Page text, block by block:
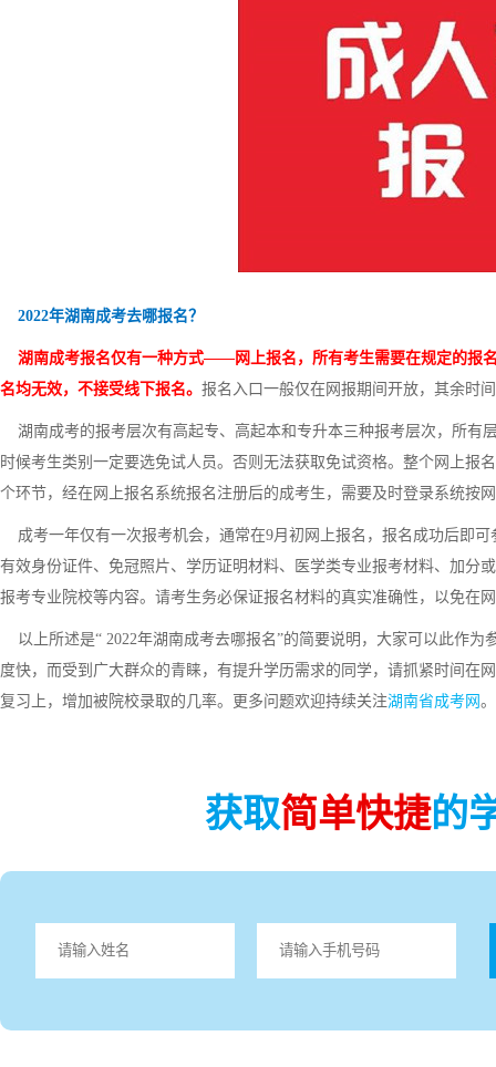
2022年湖南成考去哪报名？
湖南成考报名仅有一种方式——网上报名，所有考生需要在规定的报
名均无效，不接受线下报名。 报名入口一般仅在网报期间开放，其余时
湖南成考的报考层次有高起专、高起本和专升本三种报考层次，所有
时候考生类别一定要选免试人员。否则无法获取免试资格。整个网上报
个环节，经在网上报名系统报名注册后的成考生，需要及时登录系统按
成考一年仅有一次报考机会，通常在9月初网上报名，报名成功后即
有效身份证件、免冠照片、学历证明材料、医学类专业报考材料、加分
报考专业院校等内容。请考生务必保证报名材料的真实准确性，以免在
以上所述是“ 2022年湖南成考去哪报名”的简要说明，大家可以此作
度快，而受到广大群众的青睐，有提升学历需求的同学，请抓紧时间在
复习上，增加被院校录取的几率。更多问题欢迎持续关注湖南省成考网 。
获取简单快捷的